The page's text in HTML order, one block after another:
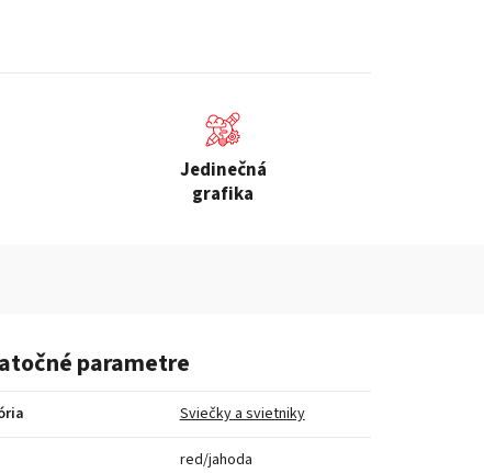
Jedinečná
grafika
parametre
Sviečky a svietniky
red/jahoda